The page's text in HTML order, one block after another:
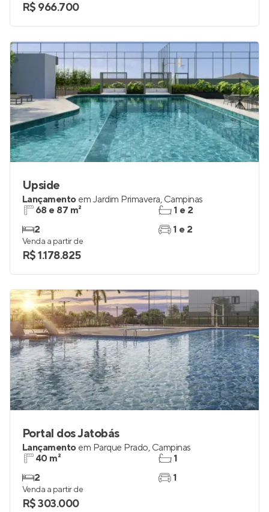
R$ 966.700
Upside
Lançamento em Jardim Primavera, Campinas
68 e 87 m²
2
1 e 2
1 e 2
Venda a partir de
R$ 1.178.825
Portal dos Jatobás
Lançamento em Parque Prado, Campinas
40 m²
2
1
1
Venda a partir de
R$ 303.000